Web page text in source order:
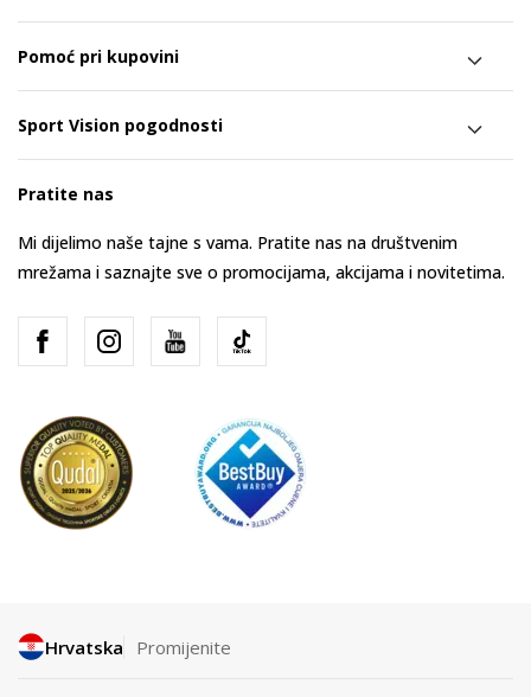
Pomoć pri kupovini
Sport Vision pogodnosti
Pratite nas
Mi dijelimo naše tajne s vama. Pratite nas na društvenim
mrežama i saznajte sve o promocijama, akcijama i novitetima.
Hrvatska Promijenite